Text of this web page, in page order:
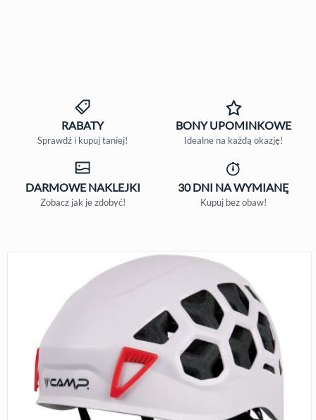
RABATY
Sprawdź i kupuj taniej!
BONYUPOMINKOWE
Idealne na każdą okazję!
DARMOWENAKLEJKI
Zobacz jak je zdobyć!
30 DNI NA WYMIANĘ
Kupuj bez obaw!